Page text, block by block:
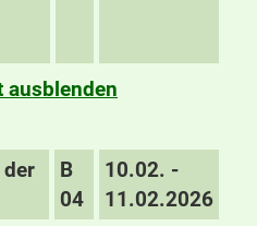
ausblenden
der
B
04
10.02. -
11.02.2026